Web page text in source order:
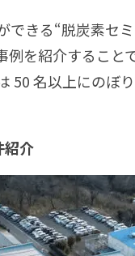
きる“脱炭素セ
を紹介するこ
名以上にのぼ
介